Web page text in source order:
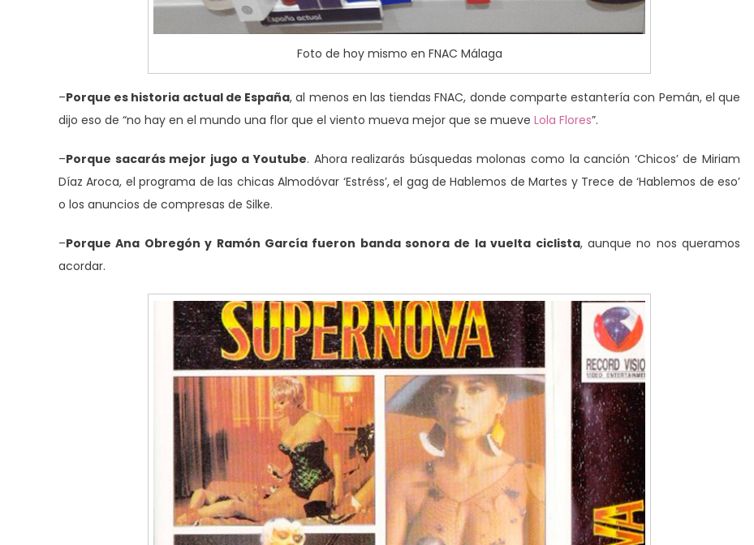
Foto de hoy mismo en FNAC Málaga
–Porque es historia actual de España, al menos en las tiendas FNAC, donde comparte estantería con Pemán, el que
dijo eso de “no hay en el mundo una flor que el viento mueva mejor que se mueve Lola Flores”.
–Porque sacarás mejor jugo a Youtube. Ahora realizarás búsquedas molonas como la canción ‘Chicos’ de Miriam
Díaz Aroca, el programa de las chicas Almodóvar ‘Estréss’, el gag de Hablemos de Martes y Trece de ‘Hablemos de eso’
o los anuncios de compresas de Silke.
–Porque Ana Obregón y Ramón García fueron banda sonora de la vuelta ciclista, aunque no nos queramos
acordar.